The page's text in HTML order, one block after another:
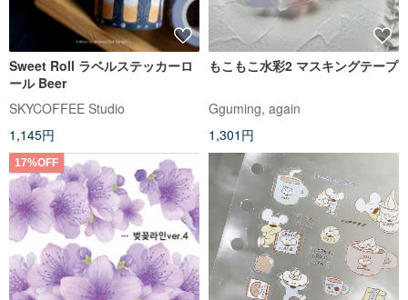
Sweet Roll ラベルステッカーロ
ール Beer
SKYCOFFEE Studio
1,145円
もこもこ水彩2 マスキングテープ
Gguming, again
1,301円
17%OFF